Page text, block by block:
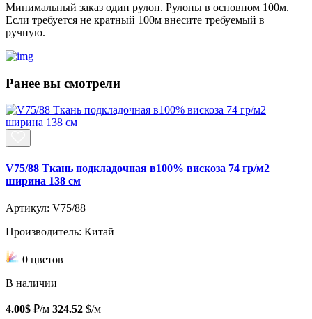
Минимальный заказ один рулон. Рулоны в основном 100м.
Если требуется не кратный 100м внесите требуемый в
ручную.
Ранее вы смотрели
V75/88 Ткань подкладочная в100% вискоза 74 гр/м2
ширина 138 см
Артикул: V75/88
Производитель: Китай
0 цветов
В наличии
4.00$ ₽/м 324.52 $/м